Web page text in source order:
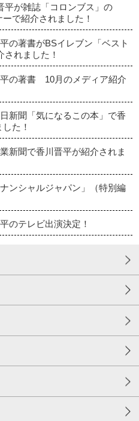
が雑誌「コロンブス」の
で紹介されました！
の著書がBSイレブン「ベスト
れました！
の著書 10月のメディア紹介
新聞「気になるこの本」で香
た！
新聞で香川晋平が紹介されま
ンシャルジャパン」（特別編
のテレビ出演決定！